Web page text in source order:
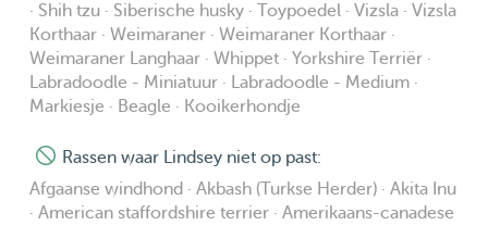
We haven’t had dogs of our own, but since 2018, we took
care of over 60 different dogs: one big party! :) I’ve read
various books about dog behavior / body language and
how to make a dog happy. We own several dog toys,
freelancer from home, so I can give your dog the
attention he or she deserves!
· Shih tzu · Siberische husky · Toypoedel · Vizsla · Vizsla
Korthaar · Weimaraner · Weimaraner Korthaar ·
Weimaraner Langhaar · Whippet · Yorkshire Terriër ·
Labradoodle - Miniatuur · Labradoodle - Medium ·
Markiesje · Beagle · Kooikerhondje
Rassen waar Lindsey niet op past:
Afgaanse windhond · Akbash (Turkse Herder) · Akita Inu
· American staffordshire terrier · Amerikaans-canadese